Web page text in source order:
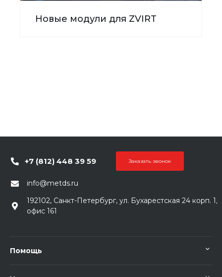
Новые модули для ZVIRT
+7 (812) 448 39 59 Заказать звонок
info@metds.ru
192102, Санкт-Петербург, ул. Бухарестская 24 корп. 1,
офис 161
Помощь